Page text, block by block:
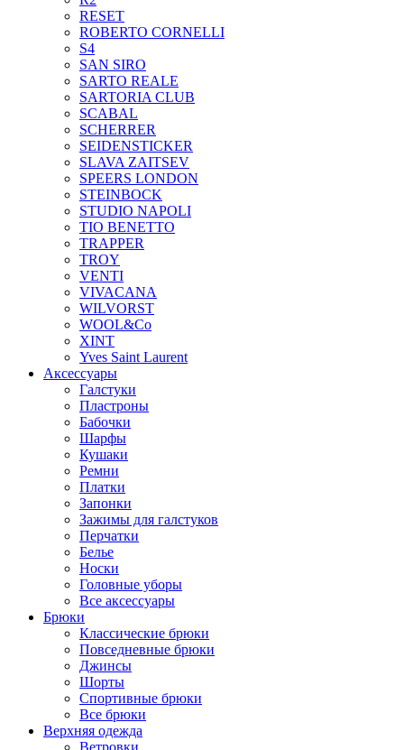
RESET
ROBERTO CORNELLI
S4
SAN SIRO
SARTO REALE
SARTORIA CLUB
SCABAL
SCHERRER
SEIDENSTICKER
SLAVA ZAITSEV
SPEERS LONDON
STEINBOCK
STUDIO NAPOLI
TIO BENETTO
TRAPPER
TROY
VENTI
VIVACANA
WILVORST
WOOL&Co
XINT
Yves Saint Laurent
Аксессуары
Галстуки
Пластроны
Бабочки
Шарфы
Кушаки
Ремни
Платки
Запонки
Зажимы для галстуков
Перчатки
Белье
Носки
Головные уборы
Все аксессуары
Брюки
Классические брюки
Повседневные брюки
Джинсы
Шорты
Спортивные брюки
Все брюки
Верхняя одежда
Ветровки